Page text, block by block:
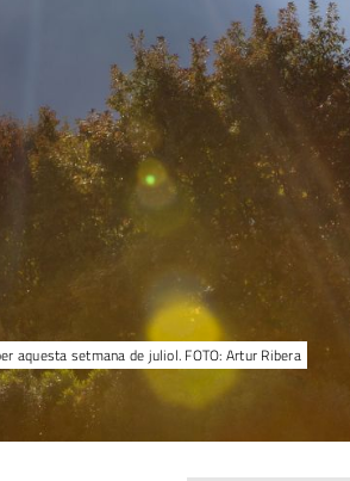
aquesta setmana de juliol. FOTO: Artur Ribera